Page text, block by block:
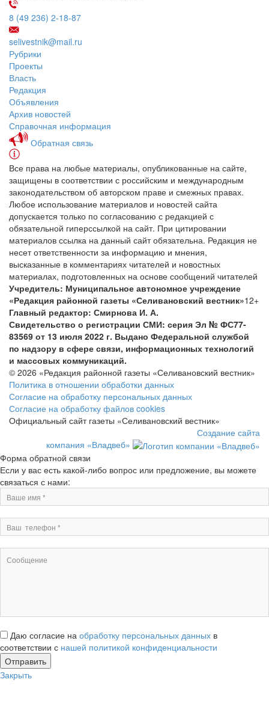
8 (49 236) 2-18-87
selivestnik@mail.ru
Рубрики
Проекты
Власть
Редакция
Объявления
Архив новостей
Справочная информация
Обратная связь
Все права на любые материалы, опубликованные на сайте,
защищены в соответствии с российским и международным
законодательством об авторском праве и смежных правах.
Любое использование материалов и новостей сайта
допускается только по согласованию с редакцией с
обязательной гиперссылкой на сайт. При цитировании
материалов ссылка на данный сайт обязательна. Редакция не
несет ответственности за информацию и мнения,
высказанные в комментариях читателей и новостных
материалах, подготовленных на основе сообщений читателей
Учредитель: Муниципальное автономное учреждение
«Редакция районной газеты «Селивановский вестник»12+
Главный редактор: Смирнова И. А.
Свидетельство о регистрации СМИ: серия Эл № ФС77-
83569 от 13 июля 2022 г. Выдано Федеральной службой
по надзору в сфере связи, информационных технологий
и массовых коммуникаций.
© 2026 «Редакция районной газеты «Селивановский вестник»
Политика в отношении обработки данных
Согласие на обработку персональных данных
Согласие на обработку файлов cookies
Официальный сайт газеты «Селивановский вестник»
Создание сайта
компания «Владвеб»
Форма обратной связи
Если у вас есть какой-либо вопрос или предложение, вы можете
связаться с нами:
Даю согласие на обработку персональных данных в
соответствии с нашей политикой конфиденциальности
Закрыть